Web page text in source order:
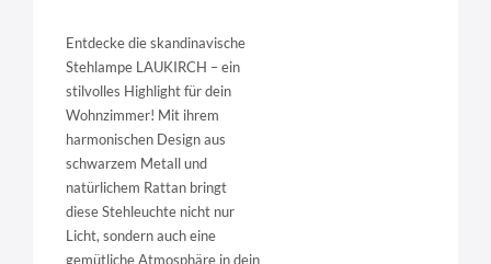
Entdecke die skandinavische
Stehlampe LAUKIRCH – ein
stilvolles Highlight für dein
Wohnzimmer! Mit ihrem
harmonischen Design aus
schwarzem Metall und
natürlichem Rattan bringt
diese Stehleuchte nicht nur
Licht, sondern auch eine
gemütliche Atmosphäre in dein